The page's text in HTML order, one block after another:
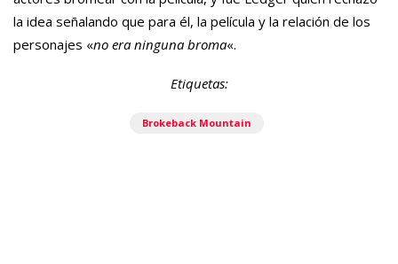
la idea señalando que para él, la película y la relación de los
personajes «no era ninguna broma«.
Etiquetas:
Brokeback Mountain